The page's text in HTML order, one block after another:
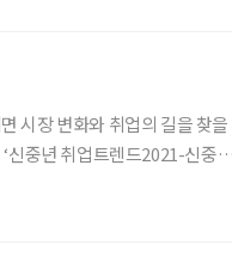
시장 변화와 취업의 길을 찾을